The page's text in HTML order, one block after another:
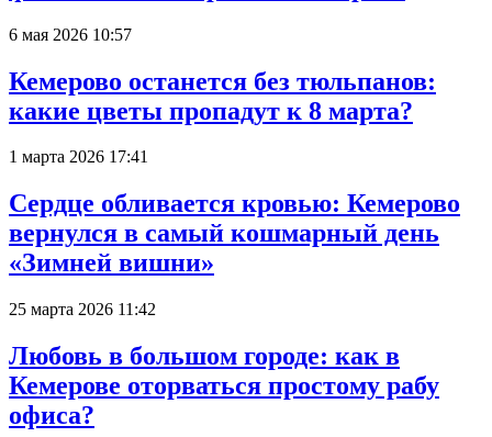
6 мая 2026 10:57
Кемерово останется без тюльпанов:
какие цветы пропадут к 8 марта?
1 марта 2026 17:41
Сердце обливается кровью: Кемерово
вернулся в самый кошмарный день
«Зимней вишни»
25 марта 2026 11:42
Любовь в большом городе: как в
Кемерове оторваться простому рабу
офиса?